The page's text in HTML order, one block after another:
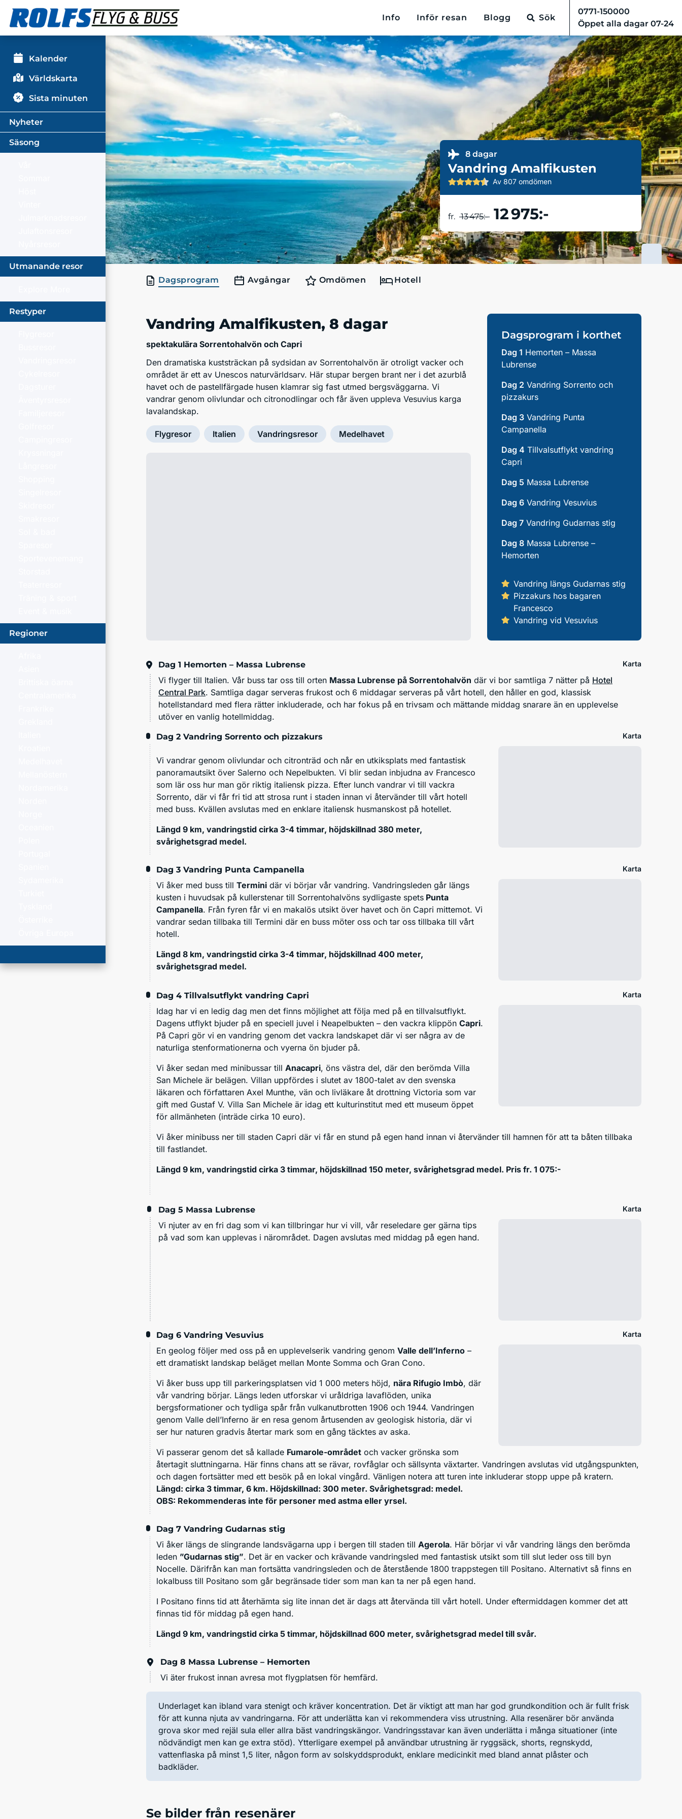
Info Inför resan Blogg Sök
0771-150000
Öppet alla dagar 07-24
Kalender
Världskarta
Sista minuten
Nyheter
Säsong
Utmanande resor
Restyper
Regioner
8 dagar
Vandring Amalfikusten
Av 807 omdömen
fr. 13 475:- 12 975:-
Dagsprogram Avgångar Omdömen Hotell
Vandring Amalfikusten, 8 dagar
spektakulära Sorrentohalvön och Capri
Den dramatiska kuststräckan på sydsidan av Sorrentohalvön är otroligt vacker och
området är ett av Unescos naturvärldsarv. Här stupar bergen brant ner i det azurblå
havet och de pastellfärgade husen klamrar sig fast utmed bergsväggarna. Vi
vandrar genom olivlundar och citronodlingar och får även uppleva Vesuvius karga
lavalandskap.
Flygresor Italien Vandringsresor Medelhavet
Dagsprogram i korthet
Dag 1 Hemorten – Massa
Lubrense
Dag 2 Vandring Sorrento och
pizzakurs
Dag 3 Vandring Punta
Campanella
Dag 4 Tillvalsutflykt vandring
Capri
Dag 5 Massa Lubrense
Dag 6 Vandring Vesuvius
Dag 7 Vandring Gudarnas stig
Dag 8 Massa Lubrense –
Hemorten
Vandring längs Gudarnas stig
Pizzakurs hos bagaren
Francesco
Vandring vid Vesuvius
Dag 1 Hemorten – Massa Lubrense Karta
Vi flyger till Italien. Vår buss tar oss till orten Massa Lubrense på Sorrentohalvön där vi bor samtliga 7 nätter på Hotel
Central Park. Samtliga dagar serveras frukost och 6 middagar serveras på vårt hotell, den håller en god, klassisk
hotellstandard med flera rätter inkluderade, och har fokus på en trivsam och mättande middag snarare än en upplevelse
utöver en vanlig hotellmiddag.
Dag 2 Vandring Sorrento och pizzakurs Karta
Vi vandrar genom olivlundar och citronträd och når en utkiksplats med fantastisk
panoramautsikt över Salerno och Nepelbukten. Vi blir sedan inbjudna av Francesco
som lär oss hur man gör riktig italiensk pizza. Efter lunch vandrar vi till vackra
Sorrento, där vi får fri tid att strosa runt i staden innan vi återvänder till vårt hotell
med buss. Kvällen avslutas med en enklare italiensk husmanskost på hotellet.
Längd 9 km, vandringstid cirka 3-4 timmar, höjdskillnad 380 meter,
svårighetsgrad medel.
Dag 3 Vandring Punta Campanella Karta
Vi åker med buss till Termini där vi börjar vår vandring. Vandringsleden går längs
kusten i huvudsak på kullerstenar till Sorrentohalvöns sydligaste spets Punta
Campanella. Från fyren får vi en makalös utsikt över havet och ön Capri mittemot. Vi
vandrar sedan tillbaka till Termini där en buss möter oss och tar oss tillbaka till vårt
hotell.
Längd 8 km, vandringstid cirka 3-4 timmar, höjdskillnad 400 meter,
svårighetsgrad medel.
Dag 4 Tillvalsutflykt vandring Capri Karta
Idag har vi en ledig dag men det finns möjlighet att följa med på en tillvalsutflykt.
Dagens utflykt bjuder på en speciell juvel i Neapelbukten – den vackra klippön Capri.
På Capri gör vi en vandring genom det vackra landskapet där vi ser några av de
naturliga stenformationerna och vyerna ön bjuder på.
Vi åker sedan med minibussar till Anacapri, öns västra del, där den berömda Villa
San Michele är belägen. Villan uppfördes i slutet av 1800-talet av den svenska
läkaren och författaren Axel Munthe, vän och livläkare åt drottning Victoria som var
gift med Gustaf V. Villa San Michele är idag ett kulturinstitut med ett museum öppet
för allmänheten (inträde cirka 10 euro).
Vi åker minibuss ner till staden Capri där vi får en stund på egen hand innan vi återvänder till hamnen för att ta båten tillbaka
till fastlandet.
Längd 9 km, vandringstid cirka 3 timmar, höjdskillnad 150 meter, svårighetsgrad medel. Pris fr. 1 075:-
Dag 5 Massa Lubrense Karta
Vi njuter av en fri dag som vi kan tillbringar hur vi vill, vår reseledare ger gärna tips
på vad som kan upplevas i närområdet. Dagen avslutas med middag på egen hand.
Dag 6 Vandring Vesuvius Karta
En geolog följer med oss på en upplevelserik vandring genom Valle dell’Inferno –
ett dramatiskt landskap beläget mellan Monte Somma och Gran Cono.
Vi åker buss upp till parkeringsplatsen vid 1 000 meters höjd, nära Rifugio Imbò, där
vår vandring börjar. Längs leden utforskar vi uråldriga lavaflöden, unika
bergsformationer och tydliga spår från vulkanutbrotten 1906 och 1944. Vandringen
genom Valle dell’Inferno är en resa genom årtusenden av geologisk historia, där vi
ser hur naturen gradvis återtar mark som en gång täcktes av aska.
Vi passerar genom det så kallade Fumarole-området och vacker grönska som
återtagit sluttningarna. Här finns chans att se rävar, rovfåglar och sällsynta växtarter. Vandringen avslutas vid utgångspunkten,
och dagen fortsätter med ett besök på en lokal vingård. Vänligen notera att turen inte inkluderar stopp uppe på kratern.
Längd: cirka 3 timmar, 6 km. Höjdskillnad: 300 meter. Svårighetsgrad: medel.
OBS: Rekommenderas inte för personer med astma eller yrsel.
Dag 7 Vandring Gudarnas stig
Vi åker längs de slingrande landsvägarna upp i bergen till staden till Agerola. Här börjar vi vår vandring längs den berömda
leden ”Gudarnas stig”. Det är en vacker och krävande vandringsled med fantastisk utsikt som till slut leder oss till byn
Nocelle. Därifrån kan man fortsätta vandringsleden och de återstående 1800 trappstegen till Positano. Alternativt så finns en
lokalbuss till Positano som går begränsade tider som man kan ta ner på egen hand.
I Positano finns tid att återhämta sig lite innan det är dags att återvända till vårt hotell. Under eftermiddagen kommer det att
finnas tid för middag på egen hand.
Längd 9 km, vandringstid cirka 5 timmar, höjdskillnad 600 meter, svårighetsgrad medel till svår.
Dag 8 Massa Lubrense – Hemorten
Vi äter frukost innan avresa mot flygplatsen för hemfärd.
Underlaget kan ibland vara stenigt och kräver koncentration. Det är viktigt att man har god grundkondition och är fullt frisk
för att kunna njuta av vandringarna. För att underlätta kan vi rekommendera viss utrustning. Alla resenärer bör använda
grova skor med rejäl sula eller allra bäst vandringskängor. Vandringsstavar kan även underlätta i många situationer (inte
nödvändigt men kan ge extra stöd). Ytterligare exempel på användbar utrustning är ryggsäck, shorts, regnskydd,
vattenflaska på minst 1,5 liter, någon form av solskyddsprodukt, enklare medicinkit med bland annat plåster och
badkläder.
Se bilder från resenärer